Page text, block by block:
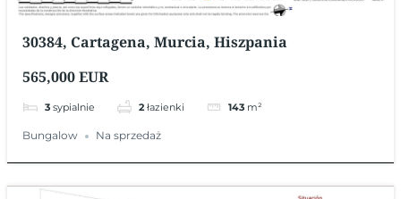
30384, Cartagena, Murcia, Hiszpania
565,000 EUR
3 sypialnie 2 łazienki 143 m²
Bungalow Na sprzedaż